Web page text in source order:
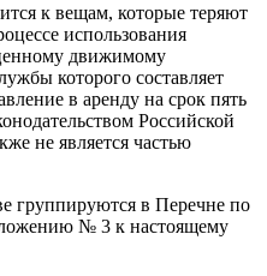
к вещам, которые теряют
использования
движимому
которого составляет
в аренду на срок пять
Российской
не является частью
группируются в Перечне по
№ 3 к настоящему